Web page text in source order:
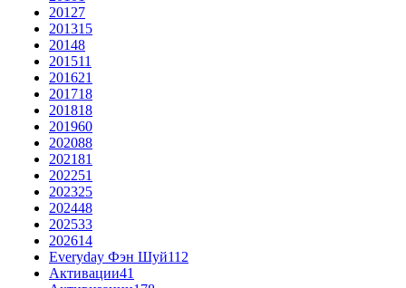
20127
201315
20148
201511
201621
201718
201818
201960
202088
202181
202251
202325
202448
202533
202614
Everyday Фэн Шуй112
Активации41